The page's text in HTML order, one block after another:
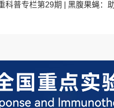
科普专栏第29期 | 黑腹果蝇：